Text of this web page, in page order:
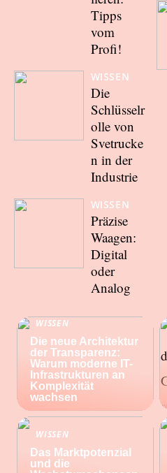
Tipps
vom
Profi!
WISSEN
Die
Schlüsselr
olle von
Svetrucke
n in der
Industrie
WISSEN
Präzise
Waagen:
Digital
oder
Analog
WISSEN
Die neue Architektur
der Transparenz:
Warum moderne IT-
Infrastrukturen an
Komplexität
wachsen
WISSEN
Das Marktpotenzial
und die